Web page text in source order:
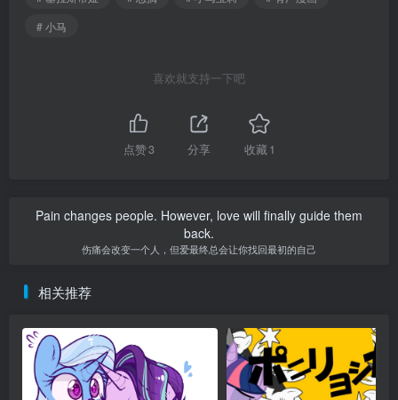
# 小马
喜欢就支持一下吧
点赞3 分享 收藏 1
Pain changes people. However, love will finally guide them
back.
伤痛会改变一个人，但爱最终总会让你找回最初的自己
相关推荐